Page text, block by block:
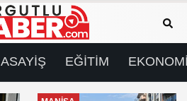
ASAYİŞ EĞİTİM